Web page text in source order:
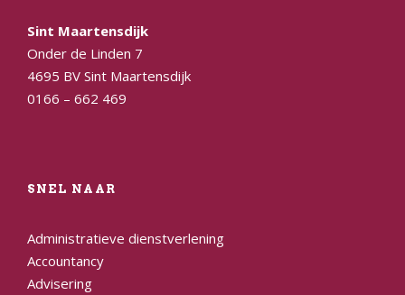
Sint Maartensdijk
Onder de Linden 7
4695 BV Sint Maartensdijk
0166 – 662 469
SNEL NAAR
Administratieve dienstverlening
Accountancy
Advisering